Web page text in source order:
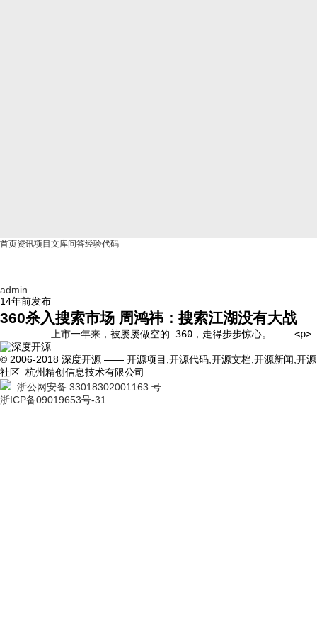
首页资讯项目 文库问答经验代码
admin
14年前发布
360杀入搜索市场 周鸿祎：搜索江湖没有大战
上市一年来，被屡屡做空的 360，走得步步惊心。    <p>
© 2006-2018 深度开源 —— 开源项目,开源代码,开源文档,开源新闻,开源
社区 杭州精创信息技术有限公司
浙公网安备 33018302001163 号
浙ICP备09019653号-31